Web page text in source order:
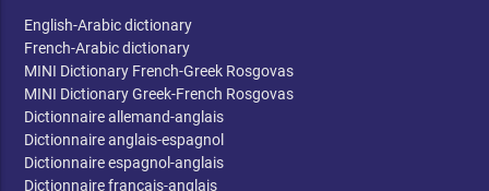
English-Arabic dictionary
French-Arabic dictionary
MINI Dictionary French-Greek Rosgovas
MINI Dictionary Greek-French Rosgovas
Dictionnaire allemand-anglais
Dictionnaire anglais-espagnol
Dictionnaire espagnol-anglais
Dictionnaire français-anglais